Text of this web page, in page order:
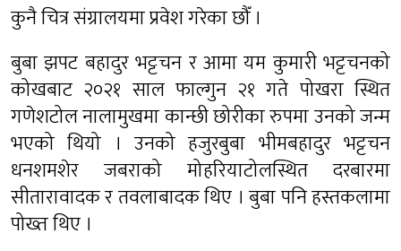
कुनै चित्र संग्रालयमा प्रवेश गरेका छौँ ।
बुबा झपट बहादुर भट्टचन र आमा यम कुमारी भट्टचनको
कोखबाट २०२१ साल फाल्गुन २१ गते पोखरा स्थित
गणेशटोल नालामुखमा कान्छी छोरीका रुपमा उनको जन्म
भएको थियो । उनको हजुरबुबा भीमबहादुर भट्टचन
धनशमशेर जबराको मोहरियाटोलस्थित दरबारमा
सीतारावादक र तवलाबादक थिए । बुबा पनि हस्तकलामा
पोख्त थिए ।